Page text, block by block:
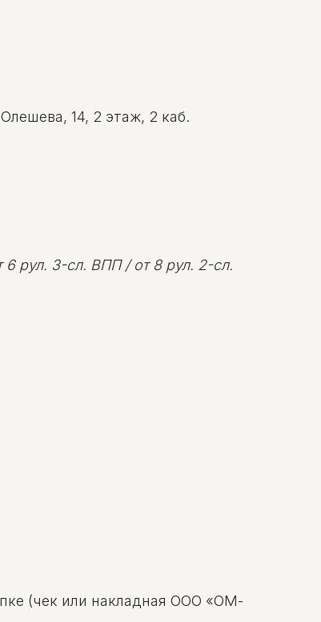
14, 2 этаж, 2 каб.
6 рул. 3-сл. ВПП / от 8 рул. 2-сл.
(чек или накладная ООО «ОМ-